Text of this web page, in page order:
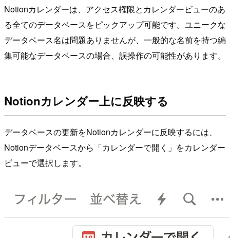
Notionカレンダーは、アクセス権限とカレンダービューのあ
る全てのデータベースをピックアップ可能です。ユニークな
データベース名は問題ありませんが、一般的な名前を持つ編
集可能なデータベースの場合、誤操作の可能性があります。
Notionカレンダー上に反映する
データベースの更新をNotionカレンダーに反映するには、
Notionデータベースから「カレンダーで開く」をカレンダー
ビューで選択します。